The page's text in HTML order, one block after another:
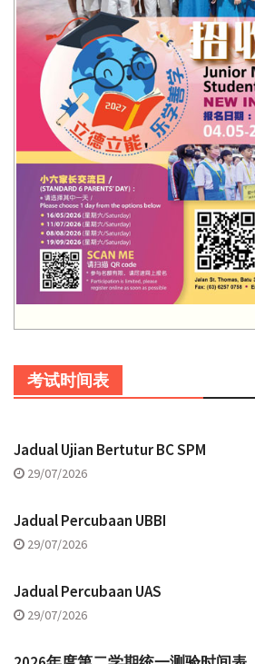
考试时间表
Jadual Ujian Bertutur BC SPM
29/07/2026
Jadual Percubaan UBBI
29/07/2026
Jadual Percubaan UAS
29/07/2026